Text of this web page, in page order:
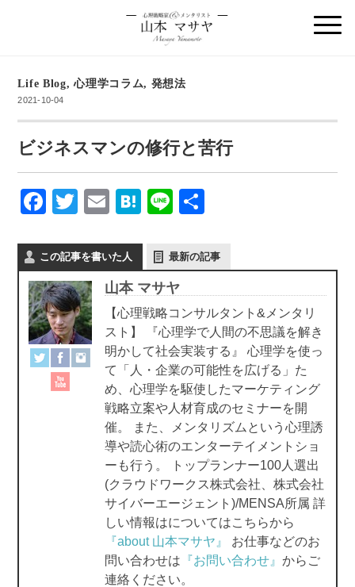
Life Blog,心理学コラム, 発想法
2021-10-04
ビジネスマンの修行と苦行
F
c
e
b
o
o
k
T
tt
er
E
ail
H
e
n
a
Li
e
この記事を書いた人 最新の記事
山本 マサヤ
【心理戦略コンサルタント&メンタリ
スト】 『心理学で人間の不思議を解き
明かして社会実装する』 心理学を使っ
て「人・企業の可能性を広げる」た
め、心理学を駆使したマーケティング
戦略立案や人材育成のセミナーを開
催。 また、メンタリズムという心理誘
導や読心術のエンターテイメントショ
ーも行う。 トップランナー100人選出
(クラウドワークス株式会社、株式会社
サイバーエージェント)/MENSA所属 詳
しい情報はについてはこちらから
『about 山本マサヤ』
お仕事などのお
問い合わせは 『お問い合わせ』からご
連絡ください。